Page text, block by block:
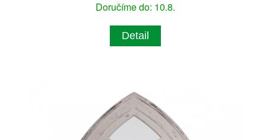
Doručíme do: 10.8.
Detail